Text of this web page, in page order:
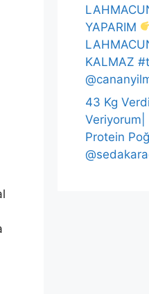
YAPARIM
KALMAZ
43 Kg
Veriyorum|
Protein